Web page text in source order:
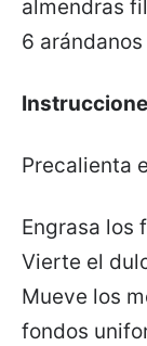
almendras
6 arándanos
Precalienta
Engrasa los
Vierte el
Mueve los
fondos